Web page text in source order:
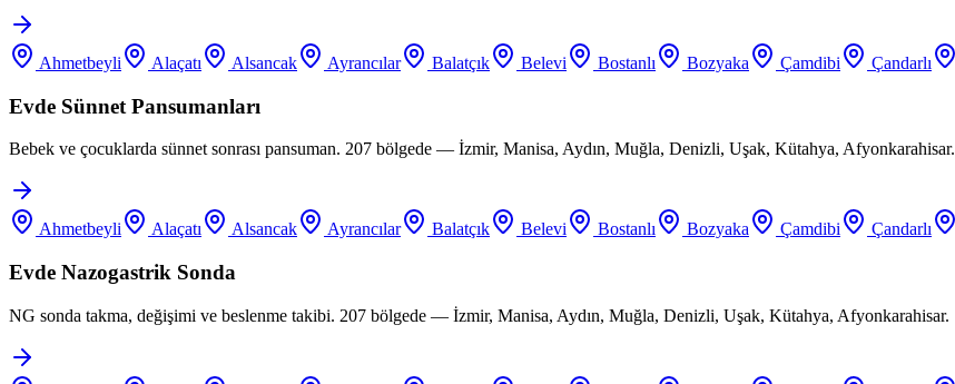
Ahmetbeyli Alaçatı Alsancak Ayrancılar Balatçık Belevi Bostanlı Bozyaka Çamdibi Çandarlı
Evde Sünnet Pansumanları
Bebek ve çocuklarda sünnet sonrası pansuman. 207 bölgede — İzmir, Manisa, Aydın, Muğla, Denizli, Uşak, Kütahya, Afyonkarahisar.
Ahmetbeyli Alaçatı Alsancak Ayrancılar Balatçık Belevi Bostanlı Bozyaka Çamdibi Çandarlı
Evde Nazogastrik Sonda
NG sonda takma, değişimi ve beslenme takibi. 207 bölgede — İzmir, Manisa, Aydın, Muğla, Denizli, Uşak, Kütahya, Afyonkarahisar.